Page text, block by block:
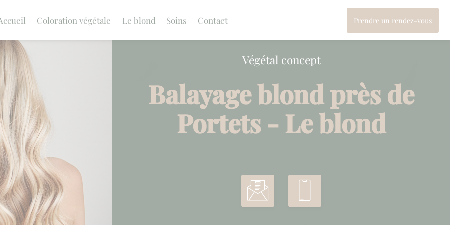
Coloration végétale Le blond Soins Contact Prendre un rendez-vous
Végétal concept
Balayage blond près de
Portets - Le blond